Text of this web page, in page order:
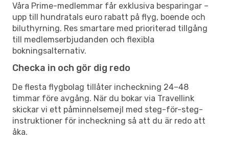
Våra Prime-medlemmar får exklusiva besparingar –
upp till hundratals euro rabatt på flyg, boende och
biluthyrning. Res smartare med prioriterad tillgång
till medlemserbjudanden och flexibla
bokningsalternativ.
Checka in och gör dig redo
De flesta flygbolag tillåter incheckning 24–48
timmar före avgång. När du bokar via Travellink
skickar vi ett påminnelsemejl med steg-för-steg-
instruktioner för incheckning så att du är redo att
åka.